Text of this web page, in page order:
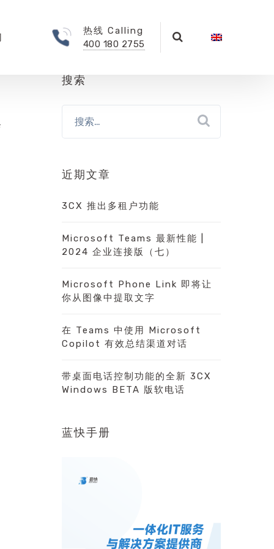
热线 Calling
400 180 2755
搜索
近期文章
3CX 推出多租户功能
Microsoft Teams 最新性能 |
2024 企业连接版（七）
Microsoft Phone Link 即将让
你从图像中提取文字
在 Teams 中使用 Microsoft
Copilot 有效总结渠道对话
带桌面电话控制功能的全新 3CX
Windows BETA 版软电话
蓝快手册